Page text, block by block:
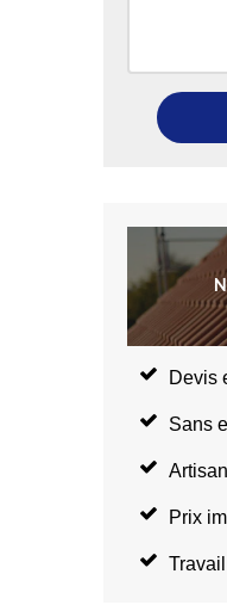
Devis
Sans
Prix